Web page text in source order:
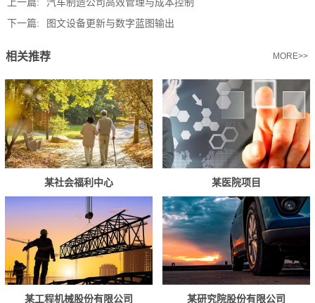
上一篇:
汽车制造公司高效管理与成本控制
下一篇:
图文设备更新与数字蓝图输出
相关推荐 MORE>>
某社会福利中心 某医院项目
某工程机械股份有限公司 某研究院股份有限公司